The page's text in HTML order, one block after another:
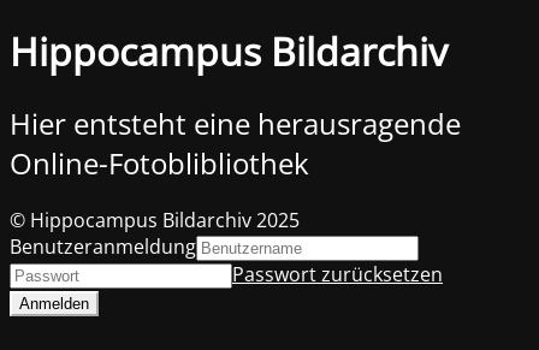
Hippocampus Bildarchiv
Hier entsteht eine herausragende
Online-Fotoblibliothek
© Hippocampus Bildarchiv 2025
Benutzeranmeldung
Passwort zurücksetzen